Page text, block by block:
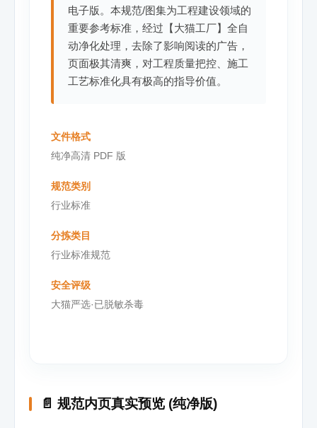
电子版。本规范/图集为工程建设领域的
重要参考标准，经过【大猫工厂】全自
动净化处理，去除了影响阅读的广告，
页面极其清爽，对工程质量把控、施工
工艺标准化具有极高的指导价值。
文件格式
纯净高清 PDF 版
规范类别
行业标准
分拣类目
行业标准规范
安全评级
大猫严选·已脱敏杀毒
📄 规范内页真实预览 (纯净版)